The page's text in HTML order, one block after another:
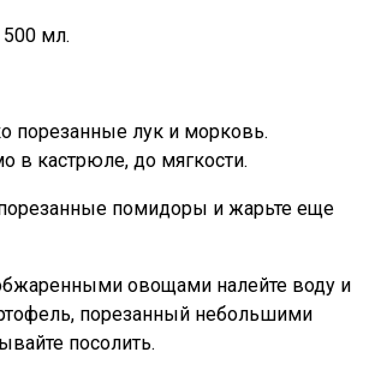
мл.
порезанные лук и морковь.
в кастрюле, до мягкости.
помидоры и жарьте еще
овощами налейте воду и
порезанный небольшими
посолить.